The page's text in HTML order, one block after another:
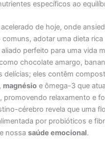
específicos ao
de hoje, onde
comuns, adotar uma dieta rica
perfeito para uma vida
chocolate amargo,
delícias; eles contêm
, magnésio e ômega-3 que
promovendo relaxamento e
cérebro revela que uma
por probióticos e
nossasaúde emocional.